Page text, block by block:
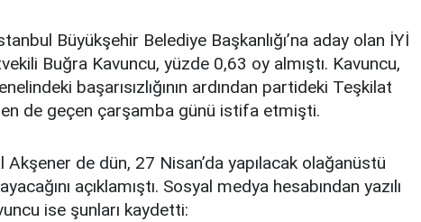
Büyükşehir Belediye Başkanlığı’na aday olan İYİ
Buğra Kavuncu, yüzde 0,63 oy almıştı. Kavuncu,
başarısızlığının ardından partideki Teşkilat
de geçen çarşamba günü istifa etmişti.
Akşener de dün, 27 Nisan’da yapılacak olağanüstü
açıklamıştı. Sosyal medya hesabından yazılı
ise şunları kaydetti: